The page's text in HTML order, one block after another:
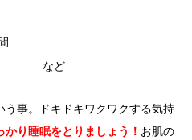
間 など
事。ドキドキワクワクする気持
かり睡眠をとりましょう！ お肌の